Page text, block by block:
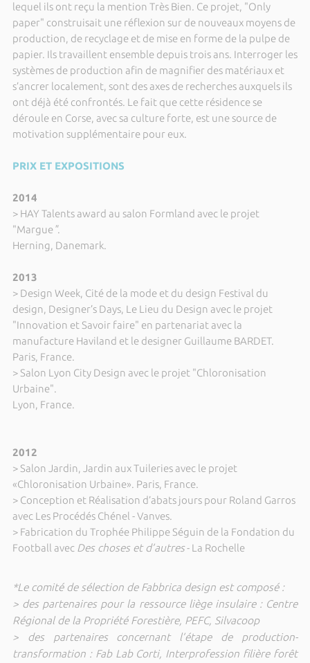
lequel ils ont reçu la mention Très Bien. Ce projet, "Only
paper" construisait une réflexion sur de nouveaux moyens de
production, de recyclage et de mise en forme de la pulpe de
papier. Ils travaillent ensemble depuis trois ans. Interroger les
systèmes de production afin de magnifier des matériaux et
s’ancrer localement, sont des axes de recherches auxquels ils
ont déjà été confrontés. Le fait que cette résidence se
déroule en Corse, avec sa culture forte, est une source de
motivation supplémentaire pour eux.
PRIX ET EXPOSITIONS
2014
> HAY Talents award au salon Formland avec le projet
"Margue".
Herning, Danemark.
2013
> Design Week, Cité de la mode et du design Festival du
design, Designer’s Days, Le Lieu du Design avec le projet
"Innovation et Savoir faire" en partenariat avec la
manufacture Haviland et le designer Guillaume BARDET.
Paris, France.
> Salon Lyon City Design avec le projet "Chloronisation
Urbaine".
Lyon, France.
2012
> Salon Jardin, Jardin aux Tuileries avec le projet
«Chloronisation Urbaine». Paris, France.
> Conception et Réalisation d’abats jours pour Roland Garros
avec Les Procédés Chénel - Vanves.
> Fabrication du Trophée Philippe Séguin de la Fondation du
Football avec Des choses et d’autres- La Rochelle
*Le comité de sélection de Fabbrica design est composé :
> des partenaires pour la ressource liège insulaire : Centre
Régional de la Propriété Forestière, PEFC, Silvacoop
> des partenaires concernant l’étape de production-
transformation : Fab Lab Corti, Interprofession filière forêt